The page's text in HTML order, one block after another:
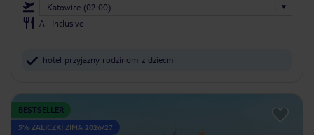
Katowice (02:00)
All Inclusive
hotel przyjazny rodzinom z dziećmi
BESTSELLER
5% ZALICZKI ZIMA 2026/27